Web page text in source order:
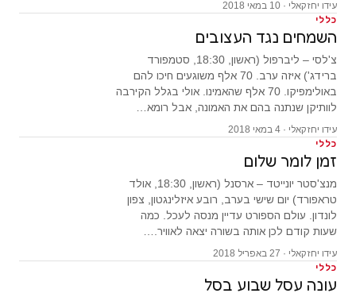
עידו יחזקאלי · 10 במאי 2018
כללי
השמחים נגד העצובים
צ'לסי – ליברפול (ראשון, 18:30, סטמפורד
ברידג') איזה ערב. 70 אלף משוגעים חיכו להם
באולימפיקו. 70 אלף שהאמינו. אולי בגלל הקירבה
לוותיקן שנתנה בהם את האמונה, אבל רומא…
עידו יחזקאלי · 4 במאי 2018
כללי
זמן לומר שלום
מנצ'סטר יונייטד – ארסנל (ראשון, 18:30, אולד
טראפורד) יום שישי בערב, רובע איזלינגטון, צפון
לונדון. עולם הספורט עדיין מנסה לעכל. כמה
שעות קודם לכן אותה בשורה יצאה לאוויר.…
עידו יחזקאלי · 27 באפריל 2018
כללי
עונה עסל שבוע בסל